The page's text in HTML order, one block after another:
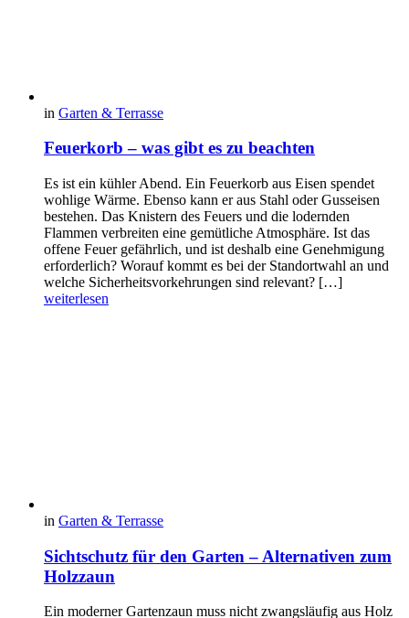
in Garten & Terrasse
Feuerkorb – was gibt es zu beachten
Es ist ein kühler Abend. Ein Feuerkorb aus Eisen spendet
wohlige Wärme. Ebenso kann er aus Stahl oder Gusseisen
bestehen. Das Knistern des Feuers und die lodernden
Flammen verbreiten eine gemütliche Atmosphäre. Ist das
offene Feuer gefährlich, und ist deshalb eine Genehmigung
erforderlich? Worauf kommt es bei der Standortwahl an und
welche Sicherheitsvorkehrungen sind relevant? […]
weiterlesen
in Garten & Terrasse
Sichtschutz für den Garten – Alternativen zum
Holzzaun
Ein moderner Gartenzaun muss nicht zwangsläufig aus Holz